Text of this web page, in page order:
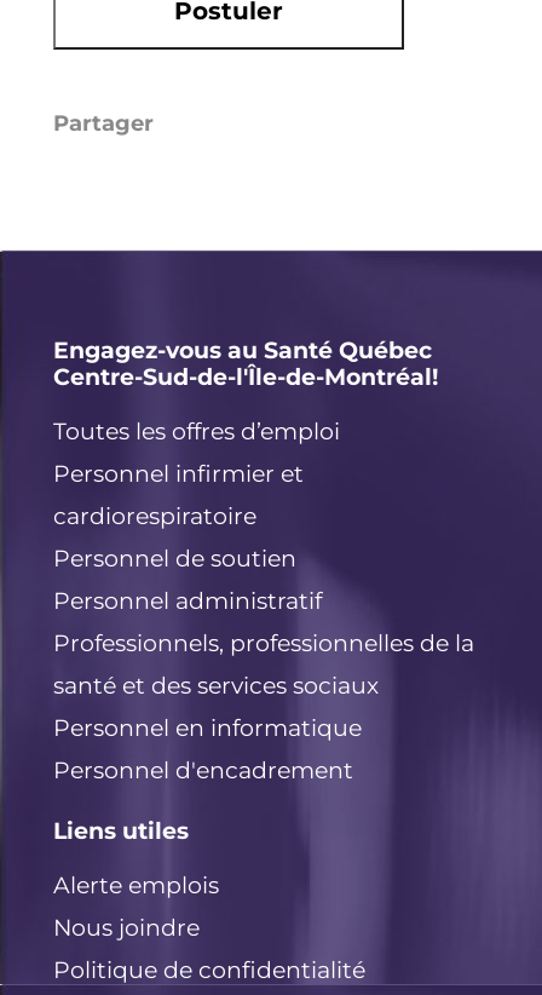
Postuler
k
I
n
ai
c
o
o
k
Engagez-vous au Santé Québec
Centre-Sud-de-l'Île-de-Montréal!
Toutes les offres d’emploi
Personnel infirmier et
cardiorespiratoire
Personnel de soutien
Personnel administratif
Professionnels, professionnelles de la
santé et des services sociaux
Personnel en informatique
Personnel d'encadrement
Liens utiles
Alerte emplois
Nous joindre
Politique de confidentialité